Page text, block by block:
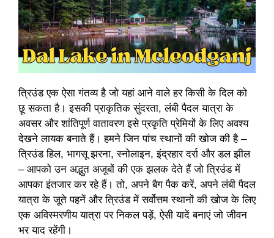
त्रिउंड एक ऐसा गंतव्य है जो यहां आने वाले हर किसी के दिल को
छू सकता है। इसकी प्राकृतिक सुंदरता, लंबी पैदल यात्रा के
अवसर और शांतिपूर्ण वातावरण इसे प्रकृति प्रेमियों के लिए अवश्य
देखने लायक बनाते हैं। हमने जिन पांच स्थानों की खोज की है –
त्रिउंड हिल, भागसू झरना, स्नोलाइन, इंद्रहार दर्रा और डल झील
– आपको उन अद्भुत अजूबों की एक झलक देते हैं जो त्रिउंड में
आपका इंतजार कर रहे हैं। तो, अपने बैग पैक करें, अपने लंबी पैदल
यात्रा के जूते पहनें और त्रिउंड में सर्वोत्तम स्थानों की खोज के लिए
एक अविस्मरणीय यात्रा पर निकल पड़ें, ऐसी यादें बनाएं जो जीवन
भर याद रहेंगी।